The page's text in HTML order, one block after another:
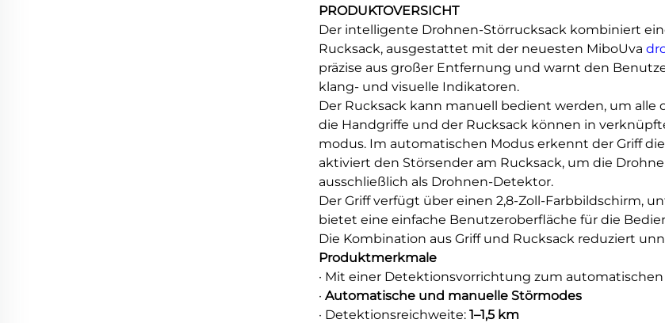
PRODUKTOVERSICHT
Der intelligente Drohnen-Störrucksack kombiniert
Rucksack, ausgestattet mit der neuesten MiboUva
präzise aus großer Entfernung und warnt den
klang- und visuelle Indikatoren.
Der Rucksack kann manuell bedient werden, um alle
die Handgriffe und der Rucksack können in
modus. Im automatischen Modus erkennt der Griff
aktiviert den Störsender am Rucksack, um die
ausschließlich als Drohnen-Detektor.
Der Griff verfügt über einen 2,8-Zoll-Farbbildschirm,
bietet eine einfache Benutzeroberfläche für die
Die Kombination aus Griff und Rucksack reduziert
Produktmerkmale
· Mit einer Detektionsvorrichtung zum
· Automatische und manuelle Störmodes
· Detektionsreichweite: 1–1,5 km